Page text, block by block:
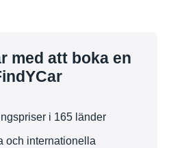
med att boka en
i 165 länder
och internationella